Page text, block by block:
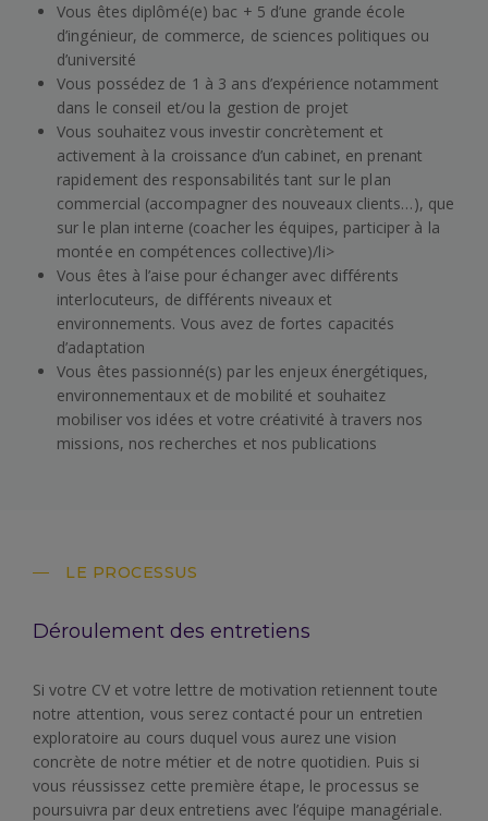
Vous êtes diplômé(e) bac + 5 d’une grande école
d’ingénieur, de commerce, de sciences politiques ou
d’université
Vous possédez de 1 à 3 ans d’expérience notamment
dans le conseil et/ou la gestion de projet
Vous souhaitez vous investir concrètement et
activement à la croissance d’un cabinet, en prenant
rapidement des responsabilités tant sur le plan
commercial (accompagner des nouveaux clients…), que
sur le plan interne (coacher les équipes, participer à la
montée en compétences collective)/li>
Vous êtes à l’aise pour échanger avec différents
interlocuteurs, de différents niveaux et
environnements. Vous avez de fortes capacités
d’adaptation
Vous êtes passionné(s) par les enjeux énergétiques,
environnementaux et de mobilité et souhaitez
mobiliser vos idées et votre créativité à travers nos
missions, nos recherches et nos publications
LE PROCESSUS
Déroulement des entretiens
Si votre CV et votre lettre de motivation retiennent toute
notre attention, vous serez contacté pour un entretien
exploratoire au cours duquel vous aurez une vision
concrète de notre métier et de notre quotidien. Puis si
vous réussissez cette première étape, le processus se
poursuivra par deux entretiens avec l’équipe managériale.